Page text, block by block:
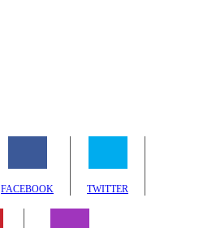
FACEBOOK TWITTER